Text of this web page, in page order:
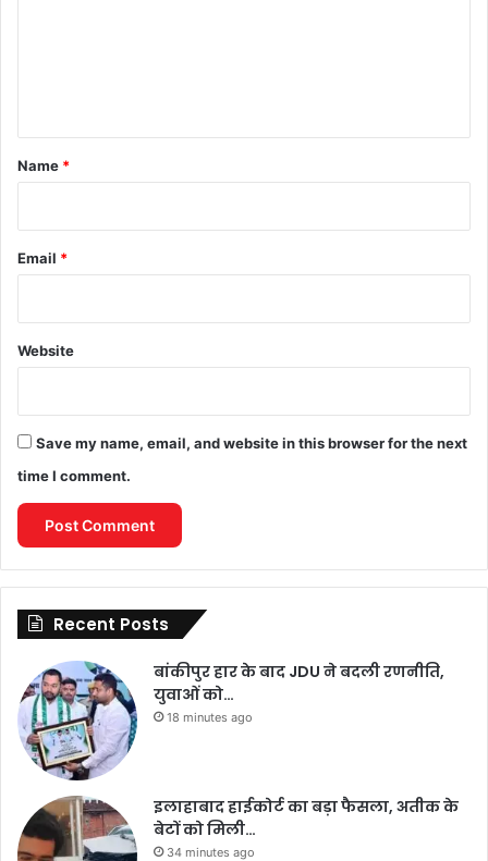
*
Name *
Email *
Website
Save my name, email, and website in this browser for the next
time I comment.
Recent Posts
बांकीपुर हार के बाद JDU ने बदली रणनीति,
युवाओं को…
18 minutes ago
इलाहाबाद हाईकोर्ट का बड़ा फैसला, अतीक के
बेटों को मिली…
34 minutes ago